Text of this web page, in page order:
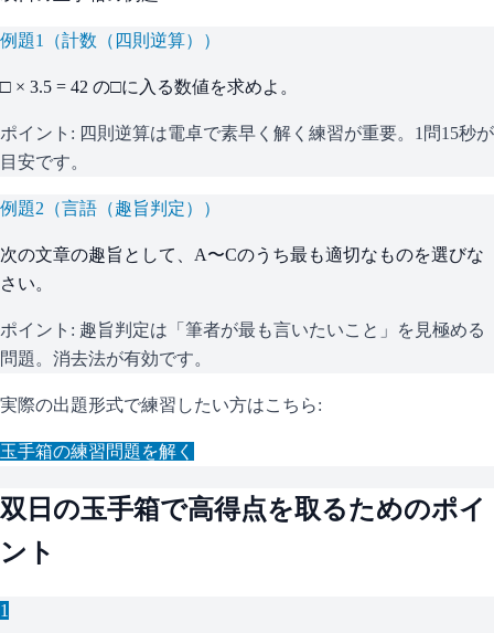
例題1 （計数（四則逆算） ）
□ × 3.5 = 42 の□に入る数値を求めよ。
ポイント: 四則逆算は電卓で素早く解く練習が重要。1問15秒が
目安です。
例題2 （言語（趣旨判定） ）
次の文章の趣旨として、A〜Cのうち最も適切なものを選びな
さい。
ポイント: 趣旨判定は「筆者が最も言いたいこと」を見極める
問題。消去法が有効です。
実際の出題形式で練習したい方はこちら:
玉手箱の練習問題を解く
双日 の玉手箱で高得点を取るためのポイ
ント
1